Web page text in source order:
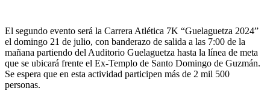
El segundo evento será la Carrera Atlética 7K “Guelaguetza 2024”
el domingo 21 de julio, con banderazo de salida a las 7:00 de la
mañana partiendo del Auditorio Guelaguetza hasta la línea de meta
que se ubicará frente el Ex-Templo de Santo Domingo de Guzmán.
Se espera que en esta actividad participen más de 2 mil 500
personas.